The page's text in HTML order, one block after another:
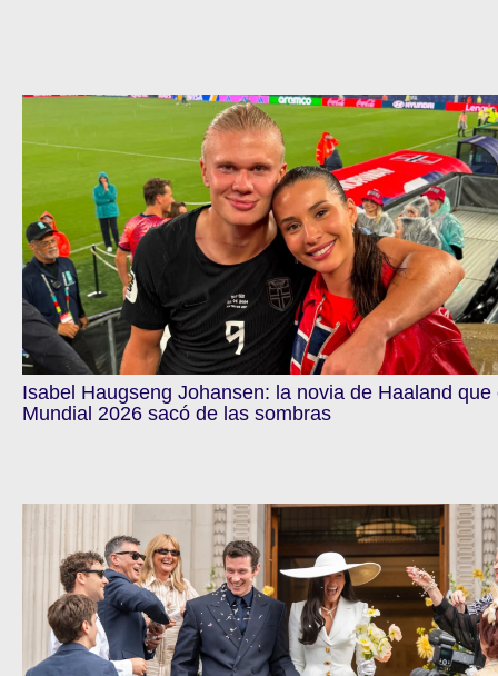
Isabel Haugseng Johansen: la novia de Haaland que
Mundial 2026 sacó de las sombras